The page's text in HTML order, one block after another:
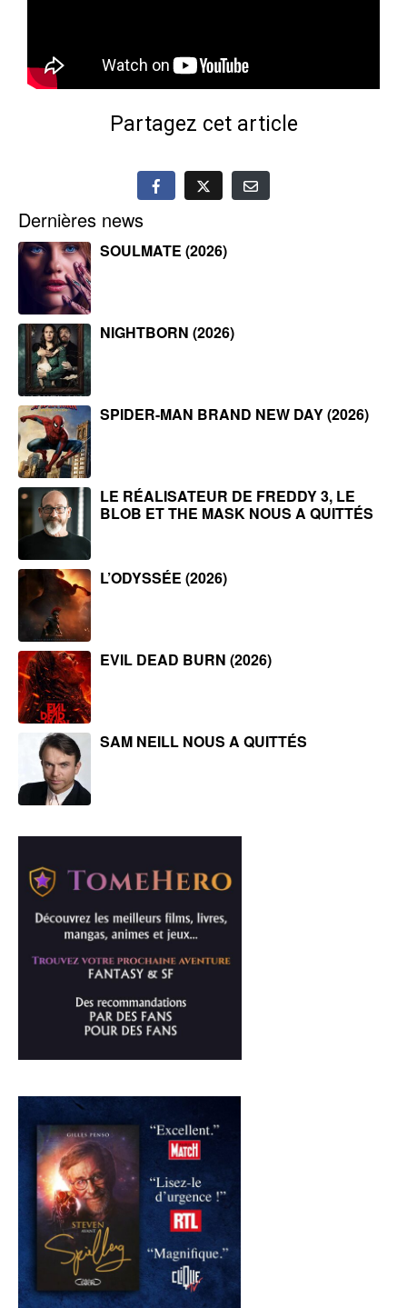
Partagez cet article
Dernières news
SOULMATE (2026)
NIGHTBORN (2026)
SPIDER-MAN BRAND NEW DAY (2026)
LE RÉALISATEUR DE FREDDY 3, LE
BLOB ET THE MASK NOUS A QUITTÉS
L’ODYSSÉE (2026)
EVIL DEAD BURN (2026)
SAM NEILL NOUS A QUITTÉS